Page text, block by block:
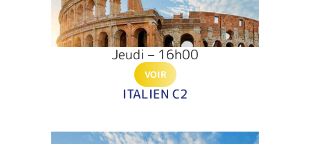
Jeudi – 16h00
VOIR
ITALIEN C2